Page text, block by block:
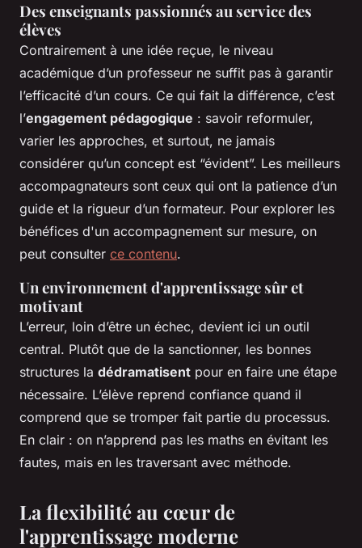
Des enseignants passionnés au service des
élèves
Contrairement à une idée reçue, le niveau
académique d’un professeur ne suffit pas à garantir
l’efficacité d’un cours. Ce qui fait la différence, c’est
l’engagement pédagogique : savoir reformuler,
varier les approches, et surtout, ne jamais
considérer qu’un concept est “évident”. Les meilleurs
accompagnateurs sont ceux qui ont la patience d’un
guide et la rigueur d’un formateur. Pour explorer les
bénéfices d'un accompagnement sur mesure, on
peut consulter ce contenu.
Un environnement d'apprentissage sûr et
motivant
L’erreur, loin d’être un échec, devient ici un outil
central. Plutôt que de la sanctionner, les bonnes
structures la dédramatisent pour en faire une étape
nécessaire. L’élève reprend confiance quand il
comprend que se tromper fait partie du processus.
En clair : on n’apprend pas les maths en évitant les
fautes, mais en les traversant avec méthode.
La flexibilité au cœur de
l'apprentissage moderne